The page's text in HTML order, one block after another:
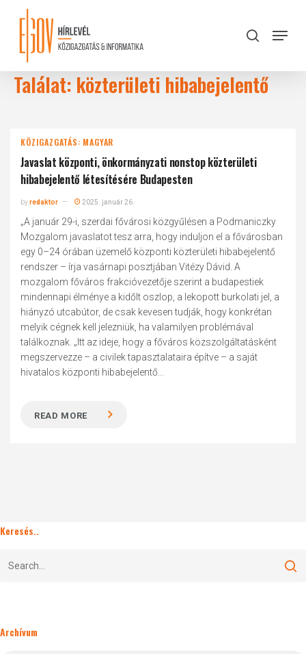
content
search
Menu
Találat: közterületi hibabejelentő
KÖZIGAZGATÁS: MAGYAR
Javaslat központi, önkormányzati nonstop közterületi
hibabejelentő létesítésére Budapesten
byredaktor 2025. január 26.
„A január 29-i, szerdai fővárosi közgyűlésen a Podmaniczky
Mozgalom javaslatot tesz arra, hogy induljon el a fővárosban
egy 0–24 órában üzemelő központi közterületi hibabejelentő
rendszer – írja vasárnapi posztjában Vitézy Dávid. A
mozgalom főváros frakcióvezetője szerint a budapestiek
mindennapi élménye a kidőlt oszlop, a lekopott burkolati jel, a
hiányzó utcabútor, de csak kevesen tudják, hogy konkrétan
melyik cégnek kell jelezniük, ha valamilyen problémával
találkoznak. „Itt az ideje, hogy a főváros közszolgáltatásként
megszervezze – a civilek tapasztalataira építve – a saját
hivatalos központi hibabejelentő...
READ MORE
Keresés..
Archívum
Close